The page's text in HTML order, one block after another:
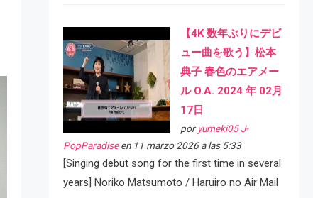
【4K 数年ぶりにデビ
ュー曲を歌う】松本
典子 春色のエアメー
ル O.A. 2024 年 02月
17日
por yumeki05 J-
PopParadiseen 11 marzo 2026 a las 5:33
[Singing debut song for the first time in several
years] Noriko Matsumoto / Haruiro no Air Mail